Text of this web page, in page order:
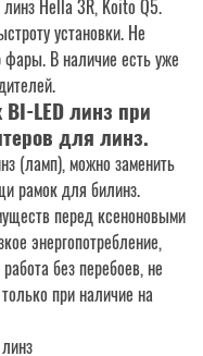
Hella 3R, Koito Q5.
установки. Не
фары. В наличие есть уже
LED линз при
для линз.
(ламп), можно заменить
рамок для билинз.
перед ксеноновыми
энергопотребление,
без перебоев, не
при наличие на